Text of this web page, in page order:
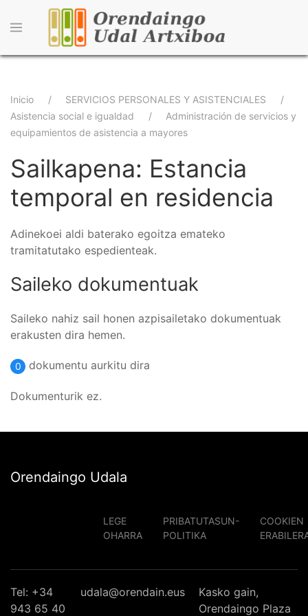
contenido
principal
Sobrescribir
enlaces
ayuda
a
navegación
Inicio
SERVICIOS PERSONALES Y ASISTENCIALES
Asistencia social e igualdad
Administración de servicios y
equipamientos de asistencia a mayores
Sailkapena: Estancia
temporal en residencia
Adinekoei aldi baterako egoitza emateko
tramitatutako espedienteak.
Saileko dokumentuak
Saileko nahiz sail honen azpisailetako dokumentuak
erakusten dira hemen.
0 dokumentu aurkitu dira
Dokumenturik ez.
Orendaingo Udala
LEGE
OHARRA
PRIBATUTASUN-
POLITIKA
COOKIEN
Tel: +34
943 65 40
udala@orendain.eus
Kasko gain,
Orendaingo Plaza